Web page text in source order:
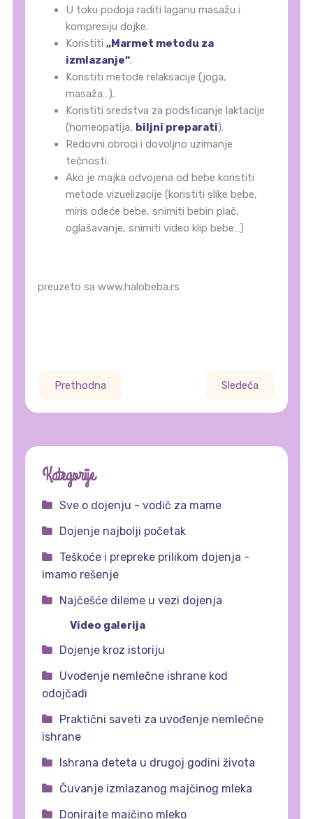
U toku podoja raditi laganu masažu i
kompresiju dojke.
Koristiti „Marmet metodu za
izmlazanje“.
Koristiti metode relaksacije (joga,
masaža…).
Koristiti sredstva za podsticanje laktacije
(homeopatija, biljni preparati).
Redovni obroci i dovoljno uzimanje
tečnosti.
Ako je majka odvojena od bebe koristiti
metode vizuelizacije (koristiti slike bebe,
miris odeće bebe, snimiti bebin plač,
oglašavanje, snimiti video klip bebe…)
preuzeto sa www.halobeba.rs
Prethodna Sledeća
Kategorije
Sve o dojenju - vodič za mame
Dojenje najbolji početak
Teškoće i prepreke prilikom dojenja -
imamo rešenje
Najčešće dileme u vezi dojenja
Video galerija
Dojenje kroz istoriju
Uvođenje nemlečne ishrane kod
odojčadi
Praktični saveti za uvođenje nemlečne
ishrane
Ishrana deteta u drugoj godini života
Čuvanje izmlazanog majčinog mleka
Donirajte majčino mleko